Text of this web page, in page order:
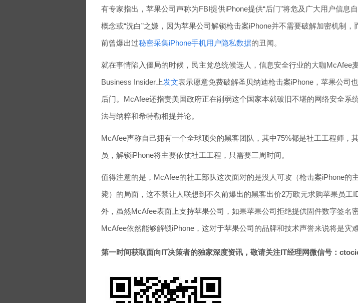
有专家指出，苹果公司声称为FBI提供iPhone提供“后门”将危及广大用户信息
概念或“洗白”之嫌，因为苹果公司解锁枪击案iPhone并不需要破解加密机制，
前曾爆出过秘密采集iPhone手机用户隐私数据的丑闻。
就在事情陷入僵局的时候，民主党总统候选人，信息安全行业的大咖McAfee
Business Insider上发文表示愿意免费破解圣贝纳迪枪击案iPhone，苹果公司
后门。McAfee还指责美国政府正在削弱这个国家本就破旧不堪的网络安全系
法与纳粹和希特勒相提并论。
McAfee声称自己拥有一个全球顶尖的黑客团队，其中75%都是社工工程师，
员，解锁iPhone将主要依仗社工工程，只需要三周时间。
值得注意的是，McAfee的社工部队这次面对的是没人可攻（枪击案iPhone的
毙）的局面，这不禁让人联想到不久前爆出的黑客出价2万欧元求购苹果员工
外，虽然McAfee表面上支持苹果公司，如果苹果公司拒绝提供固件数字签名
McAfee依然能够解锁iPhone，这对于苹果公司的品牌和技术声誉来说将是灾难
第一时间获取面向IT决策者的独家深度资讯，敬请关注IT经理网微信号：